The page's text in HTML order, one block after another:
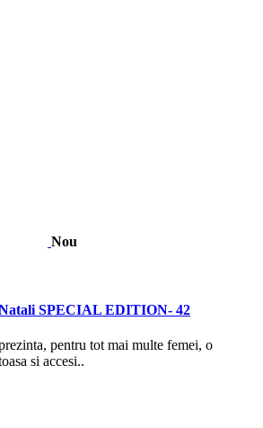
Nou
SPECIAL EDITION- 42
pentru tot mai multe femei, o
si accesi..